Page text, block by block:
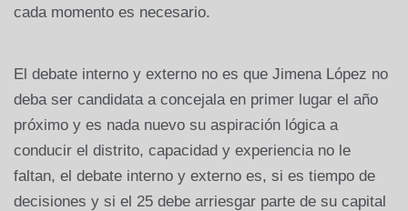
cada momento es necesario.
El debate interno y externo no es que Jimena López no
deba ser candidata a concejala en primer lugar el año
próximo y es nada nuevo su aspiración lógica a
conducir el distrito, capacidad y experiencia no le
faltan, el debate interno y externo es, si es tiempo de
decisiones y si el 25 debe arriesgar parte de su capital